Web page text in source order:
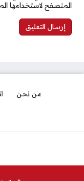
المتصفح لاستخدامها
من نحن